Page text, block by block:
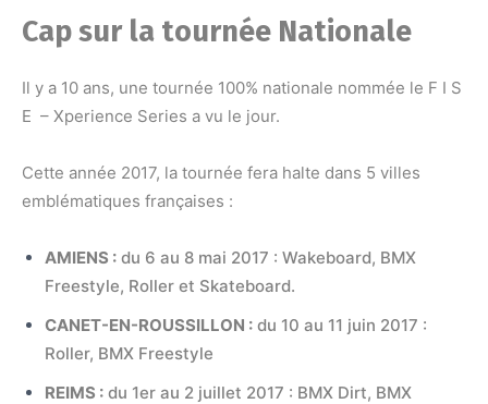
Cap sur la tournée Nationale
Il y a 10 ans, une tournée 100% nationale nommée le F I S
E – Xperience Series a vu le jour.
Cette année 2017, la tournée fera halte dans 5 villes
emblématiques françaises :
AMIENS : du 6 au 8 mai 2017 : Wakeboard, BMX
Freestyle, Roller et Skateboard.
CANET-EN-ROUSSILLON : du 10 au 11 juin 2017 :
Roller, BMX Freestyle
REIMS : du 1er au 2 juillet 2017 : BMX Dirt, BMX